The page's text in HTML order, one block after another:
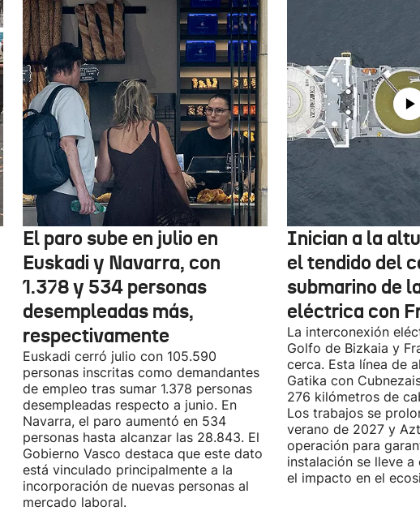
El paro sube en julio en
Euskadi y Navarra, con
1.378 y 534 personas
desempleadas más,
respectivamente
Euskadi cerró julio con 105.590
personas inscritas como demandantes
de empleo tras sumar 1.378 personas
desempleadas respecto a junio. En
Navarra, el paro aumentó en 534
personas hasta alcanzar las 28.843. El
Gobierno Vasco destaca que este dato
está vinculado principalmente a la
incorporación de nuevas personas al
mercado laboral.
Inician a la
el tendido del
submarino de
eléctrica con
La interconexión
Golfo de Bizkaia y
cerca. Esta línea de
Gatika con
276 kilómetros de
Los trabajos se
verano de 2027 y
operación para
instalación se lleve
el impacto en el